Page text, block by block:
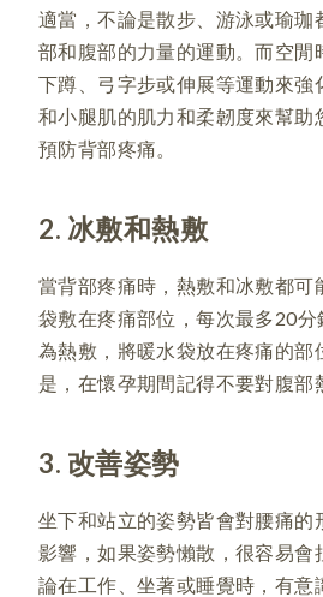
適當，不論是散步、游泳或瑜珈
部和腹部的力量的運動。而空閒
下蹲、弓字步或伸展等運動來強
和小腿肌的肌力和柔韌度來幫助
預防背部疼痛。
2. 冰敷和熱敷
當背部疼痛時，熱敷和冰敷都可
袋敷在疼痛部位，每次最多20
為熱敷，將暖水袋放在疼痛的部
是，在懷孕期間記得不要對腹部
3. 改善姿勢
坐下和站立的姿勢皆會對腰痛的
影響，如果姿勢懶散，很容易會
論在工作、坐著或睡覺時，有意